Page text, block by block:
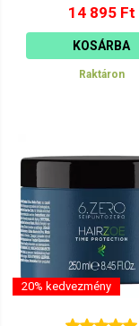
14 895 Ft
KOSÁRBA
Raktáron
20% kedvezmény